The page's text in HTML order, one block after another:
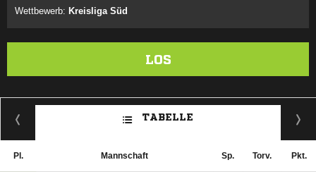
Wettbewerb: Kreisliga Süd
LOS
TABELLE
Pl. Mannschaft Sp. Torv. Pkt.